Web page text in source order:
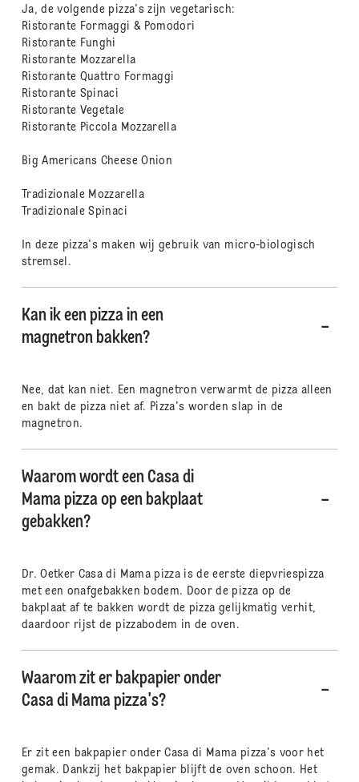
Ja, de volgende pizza's zijn vegetarisch:
Ristorante Formaggi & Pomodori
Ristorante Funghi
Ristorante Mozzarella
Ristorante Quattro Formaggi
Ristorante Spinaci
Ristorante Vegetale
Ristorante Piccola Mozzarella
Big Americans Cheese Onion
Tradizionale Mozzarella
Tradizionale Spinaci
In deze pizza's maken wij gebruik van micro-biologisch
stremsel.
Kan ik een pizza in een
magnetron bakken?
Nee, dat kan niet. Een magnetron verwarmt de pizza alleen
en bakt de pizza niet af. Pizza's worden slap in de
magnetron.
Waarom wordt een Casa di
Mama pizza op een bakplaat
gebakken?
Dr. Oetker Casa di Mama pizza is de eerste diepvriespizza
met een onafgebakken bodem. Door de pizza op de
bakplaat af te bakken wordt de pizza gelijkmatig verhit,
daardoor rijst de pizzabodem in de oven.
Waarom zit er bakpapier onder
Casa di Mama pizza's?
Er zit een bakpapier onder Casa di Mama pizza's voor het
gemak. Dankzij het bakpapier blijft de oven schoon. Het